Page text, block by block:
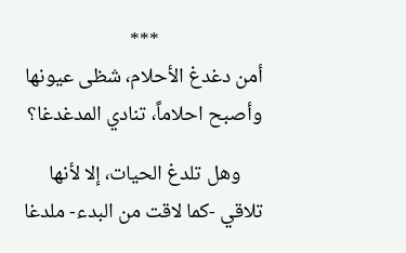
***
أمن دغدغ الأحلام، شظى عيونها
وأصبح احلاماً، تنادي المدغدغا؟
وهل تلدغ الحيات، إلا لأنها
تلاقي -كما لاقت من البدء- ملدغا